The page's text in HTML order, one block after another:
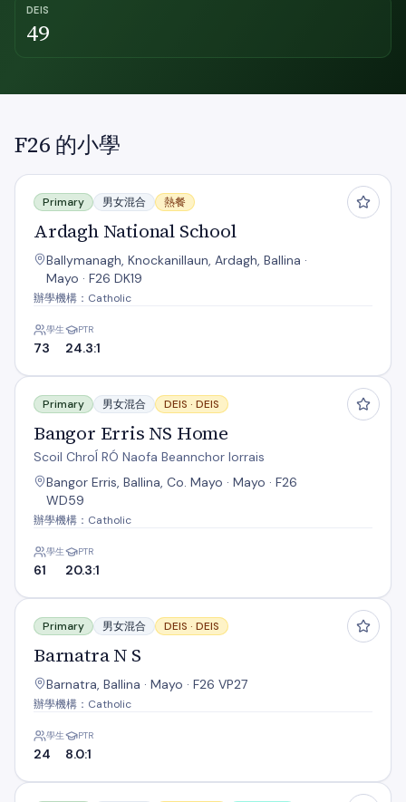
DEIS
49
F26 的小學
Ardagh National School
Primary 男女混合 熱餐
Ardagh National School
Ballymanagh, Knockanillaun, Ardagh, Ballina ·
Mayo · F26 DK19
辦學機構：Catholic
學生
73
PTR
24.3:1
Bangor Erris NS Home
Primary 男女混合 DEIS · DEIS
Bangor Erris NS Home
Scoil ChroÍ RÓ Naofa Beannchor Iorrais
Bangor Erris, Ballina, Co. Mayo · Mayo · F26
WD59
辦學機構：Catholic
學生
61
PTR
20.3:1
Barnatra N S
Primary 男女混合 DEIS · DEIS
Barnatra N S
Barnatra, Ballina · Mayo · F26 VP27
辦學機構：Catholic
學生
24
PTR
8.0:1
Beheymore N S